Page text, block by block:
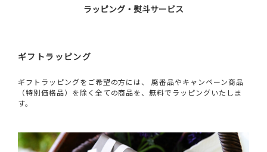
ラッピング・熨斗サービス
ギフトラッピング
ギフトラッピングをご希望の方には、 廃番品やキャンペーン商品
（特別価格品）を除く全ての商品を、無料でラッピングいたしま
す。